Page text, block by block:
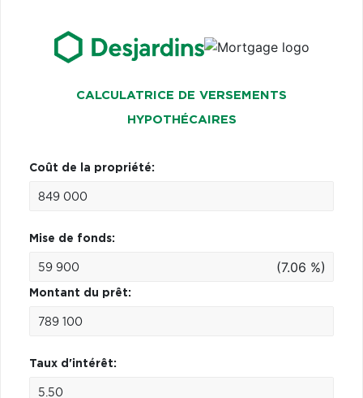
CALCULATRICE DE VERSEMENTS
HYPOTHÉCAIRES
Coût de la propriété:
Mise de fonds:
(7.06 %)
Montant du prêt:
Taux d'intérêt: